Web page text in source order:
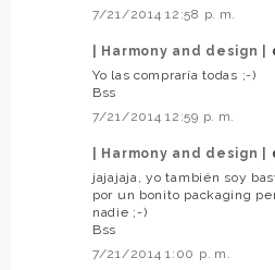
7/21/2014 12:58 p. m.
| Harmony and design |
Yo las compraría todas ;-)
Bss
7/21/2014 12:59 p. m.
| Harmony and design |
jajajaja, yo también soy
por un bonito packaging
nadie ;-)
Bss
7/21/2014 1:00 p. m.